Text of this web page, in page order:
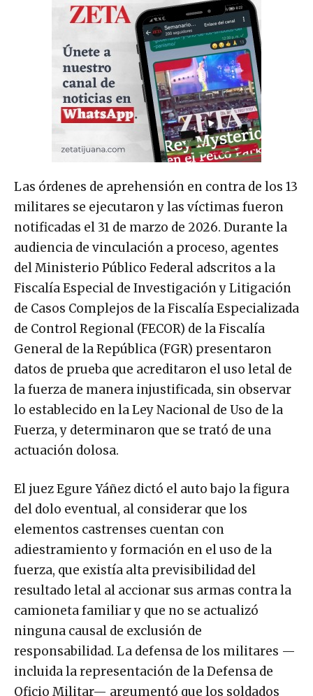
Las órdenes de aprehensión en contra de los 13
militares se ejecutaron y las víctimas fueron
notificadas el 31 de marzo de 2026. Durante la
audiencia de vinculación a proceso, agentes
del Ministerio Público Federal adscritos a la
Fiscalía Especial de Investigación y Litigación
de Casos Complejos de la Fiscalía Especializada
de Control Regional (FECOR) de la Fiscalía
General de la República (FGR) presentaron
datos de prueba que acreditaron el uso letal de
la fuerza de manera injustificada, sin observar
lo establecido en la Ley Nacional de Uso de la
Fuerza, y determinaron que se trató de una
actuación dolosa.
El juez Egure Yáñez dictó el auto bajo la figura
del dolo eventual, al considerar que los
elementos castrenses cuentan con
adiestramiento y formación en el uso de la
fuerza, que existía alta previsibilidad del
resultado letal al accionar sus armas contra la
camioneta familiar y que no se actualizó
ninguna causal de exclusión de
responsabilidad. La defensa de los militares —
incluida la representación de la Defensa de
Oficio Militar— argumentó que los soldados